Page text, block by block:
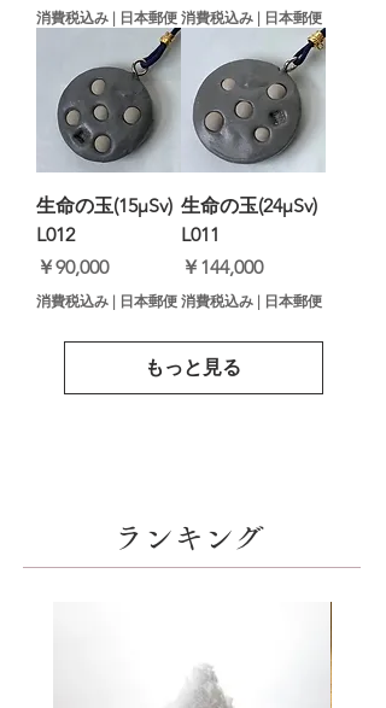
消費税込み | 日本郵便 消費税込み | 日本郵便
生命の玉(15μSv)
L012
価格
￥90,000
消費税込み | 日本郵便
生命の玉(24μSv)
L011
価格
￥144,000
消費税込み | 日本郵便
もっと見る
​ランキング